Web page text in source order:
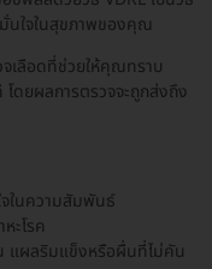
นใจในสุขภาพของคุณ
จเลือดที่ช่วยให้คุณทราบ
ดยผลการตรวจจะถูกส่งถึง
ในความสัมพันธ์
ะโรค
แผลริมแข็งหรือผื่นที่ไม่คัน